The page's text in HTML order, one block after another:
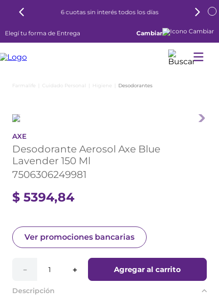
6 cuotas sin interés todos los días
Elegí tu forma de Entrega Cambiar
Cuidado Personal Higiene Desodorantes
AXE
Desodorante Aerosol Axe Blue
Lavender 150 Ml
7506306249981
$ 5394,84
Ver promociones bancarias
＋
－ Agregar al carrito
Descripción